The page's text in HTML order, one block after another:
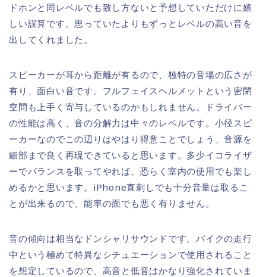
ドホンと同レベルでも致し方ないと予想していただけに嬉
しい誤算です。思っていたよりもずっとレベルの高い音を
出してくれました。
スピーカーが耳から距離が有るので、独特の音場の広さが
有り、面白い音です。フルフェイスヘルメットという密閉
空間も上手く寄与しているのかもしれません。ドライバー
の性能は高く、音の分解力は中々のレベルです。小径スピ
ーカーなのでこの辺りはやはり得意ことでしょう、音源を
細部まで良く再現できていると思います。多少イコライザ
ーでバランスを取ってやれば、恐らく室内の使用でも楽し
めるかと思います。iPhone直刺しでも十分音量は取るこ
とが出来るので、能率の面でも悪く有りません。
音の傾向は相当なドンシャリサウンドです。バイクの走行
中という極めて特異なシチュエーションで使用されること
を想定しているので、高音と低音はかなり強化されていま